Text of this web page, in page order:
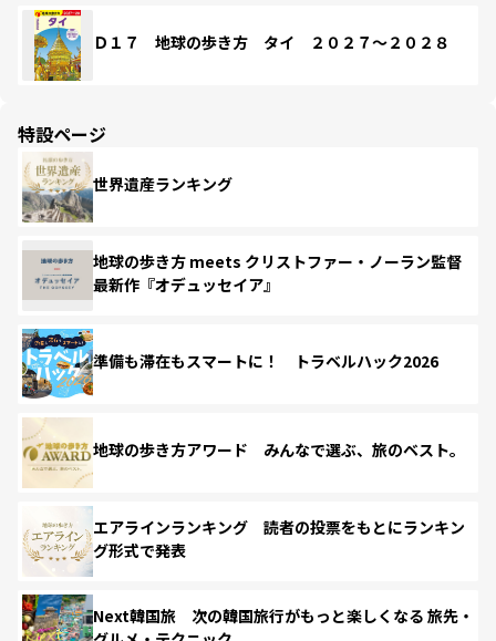
Ｄ１７ 地球の歩き方 タイ ２０２７～２０２８
特設ページ
世界遺産ランキング
地球の歩き方 meets クリストファー・ノーラン監督
最新作『オデュッセイア』
準備も滞在もスマートに！ トラベルハック2026
地球の歩き方アワード みんなで選ぶ、旅のベスト。
エアラインランキング 読者の投票をもとにランキン
グ形式で発表
Next韓国旅 次の韓国旅行がもっと楽しくなる 旅先・